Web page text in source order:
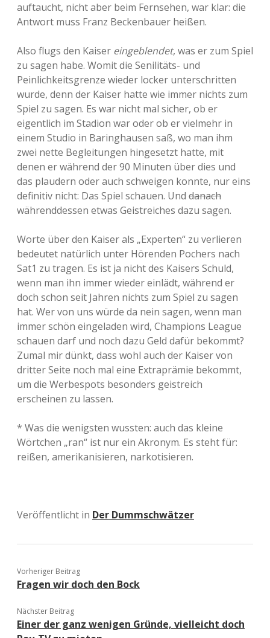
auftaucht, nicht aber beim Fernsehen, war klar: die
Antwort muss Franz Beckenbauer heißen.
Also flugs den Kaiser eingeblendet, was er zum Spiel
zu sagen habe. Womit die Senilitäts- und
Peinlichkeitsgrenze wieder locker unterschritten
wurde, denn der Kaiser hatte wie immer nichts zum
Spiel zu sagen. Es war nicht mal sicher, ob er
eigentlich im Stadion war oder ob er vielmehr in
einem Studio in Baringhausen saß, wo man ihm
zwei nette Begleitungen hingesetzt hatte, mit
denen er während der 90 Minuten über dies und
das plaudern oder auch schweigen konnte, nur eins
definitiv nicht: Das Spiel schauen. Und danach
währenddessen etwas Geistreiches dazu sagen.
Worte über den Kaiser als „Experten“ zu verlieren
bedeutet natürlich unter Hörenden Pochers nach
Sat1 zu tragen. Es ist ja nicht des Kaisers Schuld,
wenn man ihn immer wieder einlädt, während er
doch schon seit Jahren nichts zum Spiel zu sagen
hat. Wer von uns würde da nein sagen, wenn man
immer schön eingeladen wird, Champions League
schauen darf und noch dazu Geld dafür bekommt?
Zumal mir dünkt, dass wohl auch der Kaiser von
dritter Seite noch mal eine Extraprämie bekommt,
um die Werbespots besonders geistreich
erscheinen zu lassen.
* Was die wenigsten wussten: auch das kleine
Wörtchen „ran“ ist nur ein Akronym. Es steht für:
reißen, amerikanisieren, narkotisieren.
Veröffentlicht in Der Dummschwätzer
Vorheriger Beitrag
Fragen wir doch den Bock
Nächster Beitrag
Einer der ganz wenigen Gründe, vielleicht doch